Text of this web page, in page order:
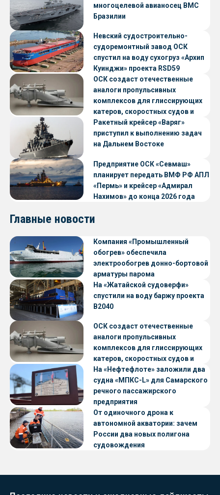
многоцелевой авианосец ВМС
Бразилии
Невский судостроительно-
судоремонтный завод ОСК
спустил на воду сухогруз «Архип
Куинджи» проекта RSD59
ОСК создаст отечественные
аналоги пропульсивных
комплексов для глиссирующих
катеров, скоростных судов и
судов с малой осадкой
Ракетный крейсер «Варяг»
приступил к выполнению задач
на Дальнем Востоке
Предприятие ОСК «Севмаш»
планирует передать ВМФ РФ АПЛ
«Пермь» и крейсер «Адмирал
Нахимов» до конца 2026 года
Главные новости
Компания «Промышленный
обогрев» обеспечила
электрообогрев донно-бортовой
арматуры парома
«Петропавловск» проекта CNF22
На «Жатайской судоверфи»
спустили на воду баржу проекта
В2040
ОСК создаст отечественные
аналоги пропульсивных
комплексов для глиссирующих
катеров, скоростных судов и
судов с малой осадкой
На «Нефтефлоте» заложили два
судна «МПКС-L» для Самарского
речного пассажирского
предприятия
От одиночного дрона к
автономной акватории: зачем
России два новых полигона
судовождения